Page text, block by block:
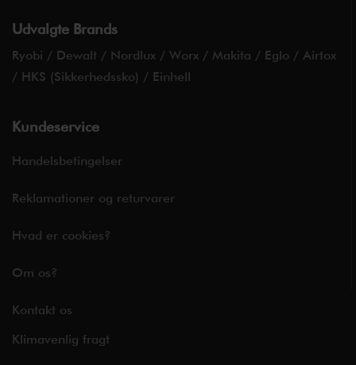
Udvalgte Brands
Ryobi / Dewalt / Nordlux / Worx / Makita / Eglo / Airtox
/ HKS (Sikkerhedssko) / Einhell
Kundeservice
Handelsbetingelser
Reklamationer og returvarer
Hvad er cookies?
Om os?
Kontakt os
Klimavenlig fragt